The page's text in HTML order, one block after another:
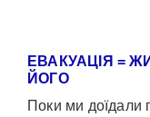
ЕВАКУАЦІЯ =
ЙОГО
Поки ми доїдали